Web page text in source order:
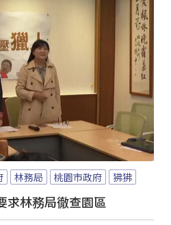
林務局 桃園市政府 狒狒
求林務局徹查園區